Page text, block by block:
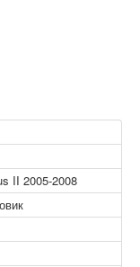
II 2005-2008